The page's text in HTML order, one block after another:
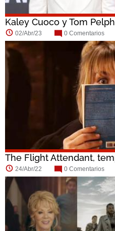
Kaley Cuoco y Tom
02/Abr/23 0 Comentarios
The Flight Attendant,
24/Abr/22 0 Comentarios